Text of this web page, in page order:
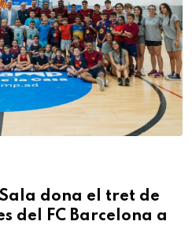
dona el tret de
del FC Barcelona a